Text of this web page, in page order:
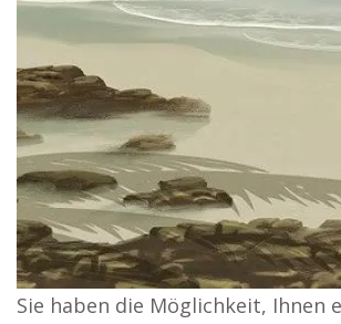
Sie haben die Möglichkeit, Ihnen